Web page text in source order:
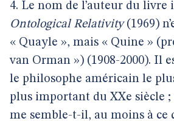
4. Le nom de l’auteur du
Ontological Relativity(1969)
« Quayle », mais « Quine »
van Orman ») (1908-2000). Il
le philosophe américain le
plus important du XXe siècle
me semble-t-il, au moins à ce